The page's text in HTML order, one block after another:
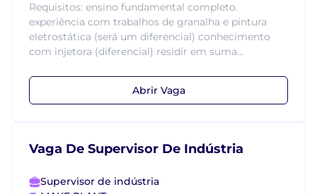
Requisitos: ensino fundamental completo.
experiência com trabalhos de granalha e pintura
eletrostática (será um diferencial) conhecimento
com injetora (diferencial) residir em suma...
Abrir Vaga
Vaga De Supervisor De Indústria
Supervisor de indústria